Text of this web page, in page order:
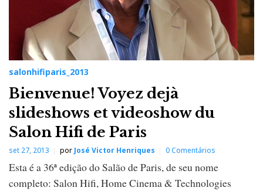
salonhifiparis_2013
Bienvenue! Voyez dejà
slideshows et videoshow du
Salon Hifi de Paris
set 27, 2013 por José Victor Henriques 0 Comentários
Esta é a 36ª edição do Salão de Paris, de seu nome
completo: Salon Hifi, Home Cinema & Technologies